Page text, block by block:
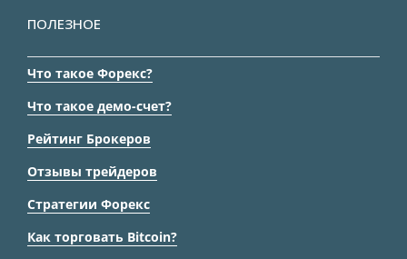
ПОЛЕЗНОЕ
Что такое Форекс?
Что такое демо-счет?
Рейтинг Брокеров
Отзывы трейдеров
Стратегии Форекс
Как торговать Bitcoin?